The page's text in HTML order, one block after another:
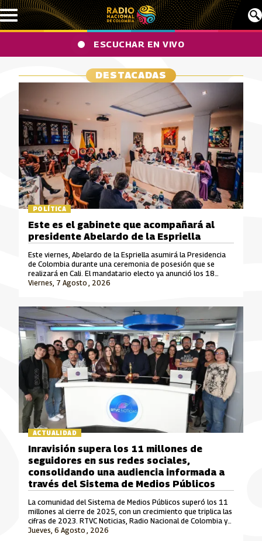
Pasar al contenido principal
ESCUCHAR EN VIVO
DESTACADAS
POLÍTICA
Este viernes, Abelardo de la Espriella asumirá la Presidencia
de Colombia durante una ceremonia de posesión que se
realizará en Cali. El mandatario electo ya anunció los 18
ministros que integrarán su gabinete para el periodo 2026-
Viernes, 7 Agosto , 2026
Este es el gabinete que acompañará al
presidente Abelardo de la Espriella
ACTUALIDAD
Jueves, 6 Agosto , 2026
Inravisión supera los 11 millones de
seguidores en sus redes sociales,
consolidando una audiencia informada a
través del Sistema de Medios Públicos
La comunidad del Sistema de Medios Públicos superó los 11
millones al cierre de 2025, con un crecimiento que triplica las
cifras de 2023. RTVC Noticias, Radio Nacional de Colombia y
Señal Colombia son las marcas que lideran este crecimiento.